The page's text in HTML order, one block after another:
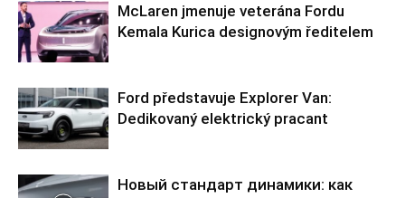
McLaren jmenuje veterána Fordu
Kemala Kurica designovým ředitelem
Ford představuje Explorer Van:
Dedikovaný elektrický pracant
Новый стандарт динамики: как